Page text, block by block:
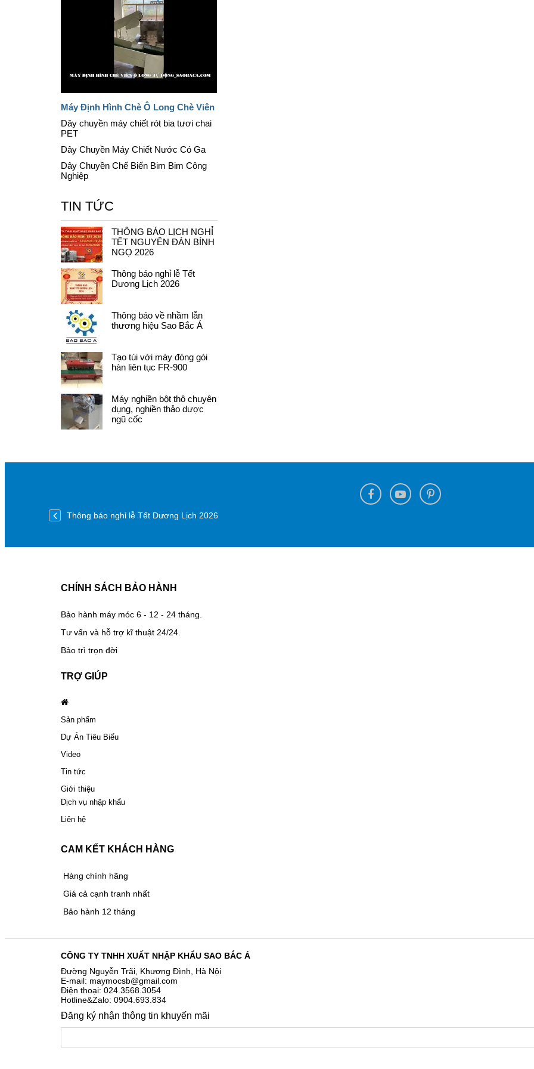
Máy Định Hình Chè Ô Long Chè Viên
Dây chuyền máy chiết rót bia tươi chai
PET
Dây Chuyền Máy Chiết Nước Có Ga
Dây Chuyền Chế Biến Bim Bim Công
Nghiệp
TIN TỨC
THÔNG BÁO LỊCH NGHỈ
TẾT NGUYÊN ĐÁN BÍNH
NGỌ 2026
Thông báo nghỉ lễ Tết
Dương Lịch 2026
Thông báo về nhầm lẫn
thương hiệu Sao Bắc Á
Tạo túi với máy đóng gói
hàn liên tục FR-900
Máy nghiền bột thô chuyên
dụng, nghiền thảo dược
ngũ cốc
Thông báo nghỉ lễ Tết Dương Lịch 2026
CHÍNH SÁCH BẢO HÀNH
Bảo hành máy móc 6 - 12 - 24 tháng.
Tư vấn và hỗ trợ kĩ thuật 24/24.
Bảo trì trọn đời
TRỢ GIÚP
Sản phẩm
Dự Án Tiêu Biểu
Video
Tin tức
Giới thiệu
Dịch vụ nhập khẩu
Liên hệ
CAM KẾT KHÁCH HÀNG
Hàng chính hãng
Giá cả cạnh tranh nhất
Bảo hành 12 tháng
CÔNG TY TNHH XUẤT NHẬP KHẨU SAO BẮC Á
Đường Nguyễn Trãi, Khương Đình, Hà Nội
E-mail: maymocsb@gmail.com
Điện thoại: 024.3568.3054
Hotline&Zalo: 0904.693.834
Đăng ký nhận thông tin khuyến mãi